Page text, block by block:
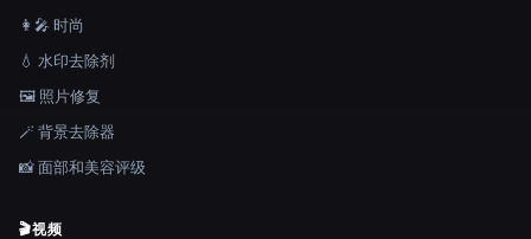
👩‍🎤 时尚
💧 水印去除剂
🖼️ 照片修复
🪄 背景去除器
📸 面部和美容评级
🎬视频